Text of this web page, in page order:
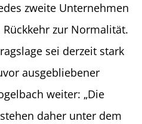
zweite Unternehmen
zur Normalität.
sei derzeit stark
ausgebliebener
weiter: „Die
daher unter dem